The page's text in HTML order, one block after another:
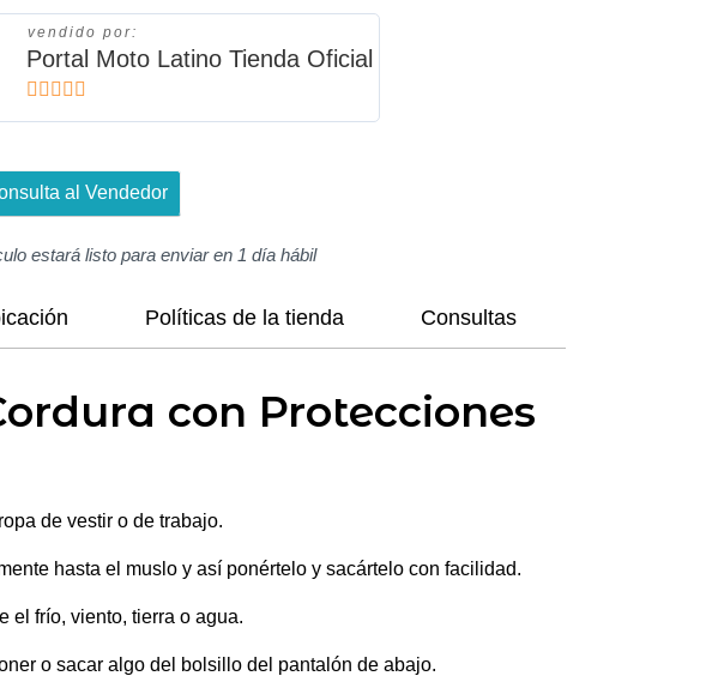
Cordura
con
vendido por:
Portal Moto Latino Tienda Oficial
5de 5
al Vendedor
estará listo para enviar en 1 día hábil
Políticas de la tienda Consultas
con Protecciones
de vestir o de trabajo.
hasta el muslo y así ponértelo y sacártelo con facilidad.
el frío, viento, tierra o agua.
o sacar algo del bolsillo del pantalón de abajo.